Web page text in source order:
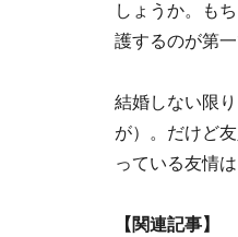
しょうか。も
護するのが第一
結婚しない限
が）。だけど
っている友情
【関連記事】